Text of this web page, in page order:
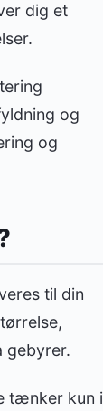
dig et
og
og
til din
gebyrer.
tænker kun i